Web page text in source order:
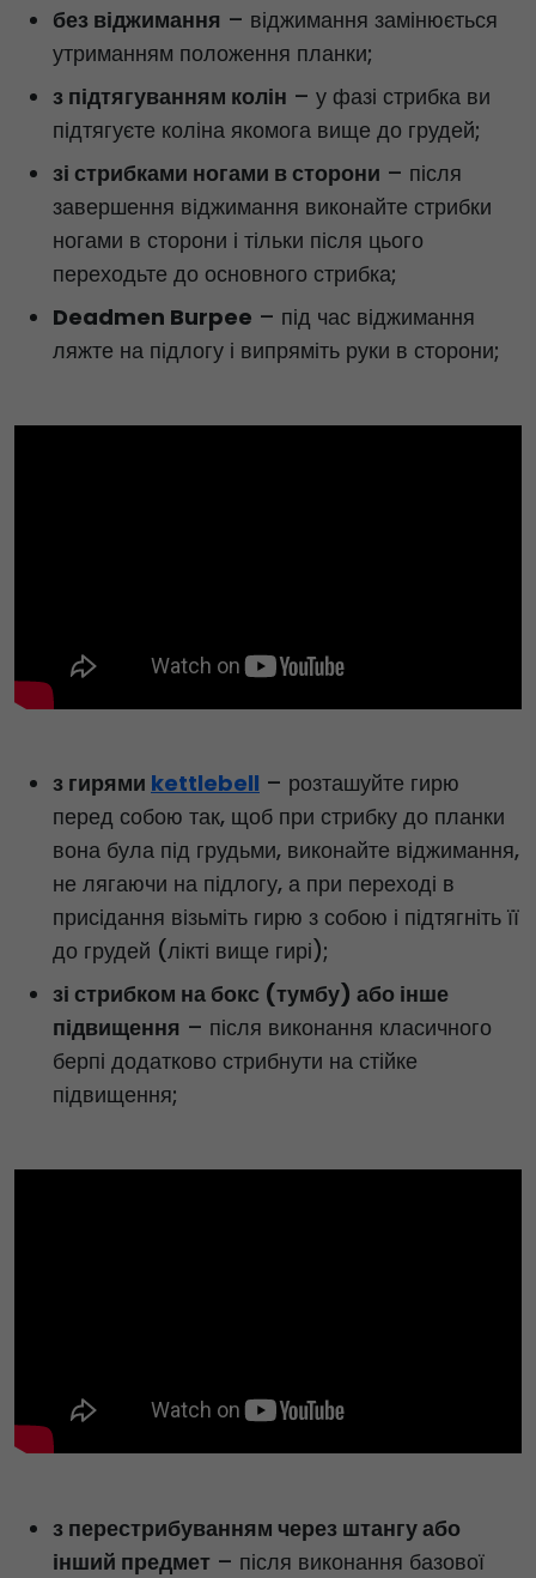
без віджимання – віджимання замінюється
утриманням положення планки;
з підтягуванням колін – у фазі стрибка ви
підтягуєте коліна якомога вище до грудей;
зі стрибками ногами в сторони – після
завершення віджимання виконайте стрибки
ногами в сторони і тільки після цього
переходьте до основного стрибка;
Deadmen Burpee – під час віджимання
ляжте на підлогу і випряміть руки в сторони;
з гирями kettlebell – розташуйте гирю
перед собою так, щоб при стрибку до планки
вона була під грудьми, виконайте віджимання,
не лягаючи на підлогу, а при переході в
присідання візьміть гирю з собою і підтягніть її
до грудей (лікті вище гирі);
зі стрибком на бокс (тумбу) або інше
підвищення – після виконання класичного
берпі додатково стрибнути на стійке
підвищення;
з перестрибуванням через штангу або
інший предмет – після виконання базової